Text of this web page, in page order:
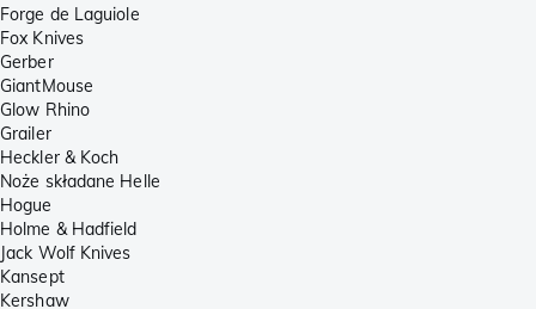
Forge de Laguiole
Fox Knives
Gerber
GiantMouse
Glow Rhino
Grailer
Heckler & Koch
Noże składane Helle
Hogue
Holme & Hadfield
Jack Wolf Knives
Kansept
Kershaw